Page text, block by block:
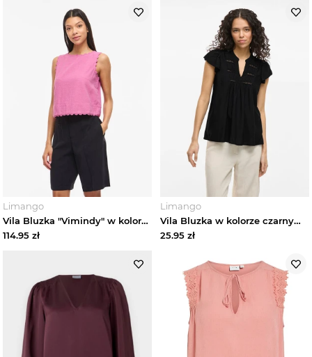
Limango
Vila Bluzka "Vimindy" w kolorze jasnoróżowym rozmiar: 44
114.95 zł
Limango
Vila Bluzka w kolorze czarnym rozmiar: 36
25.95 zł